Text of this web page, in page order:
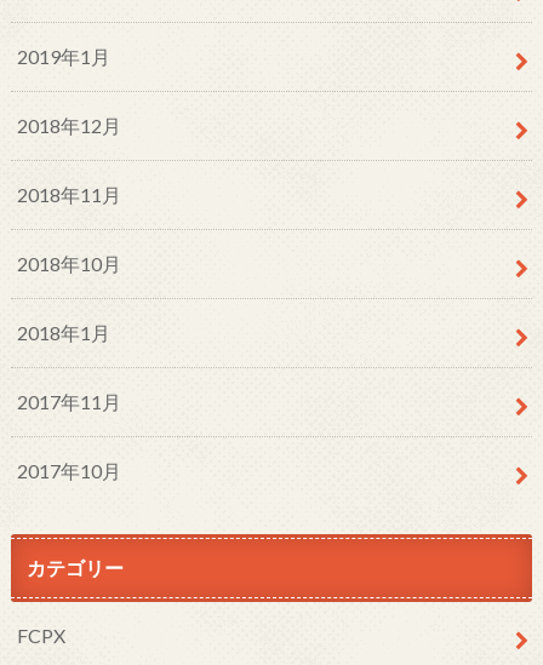
2019年1月
2018年12月
2018年11月
2018年10月
2018年1月
2017年11月
2017年10月
カテゴリー
FCPX